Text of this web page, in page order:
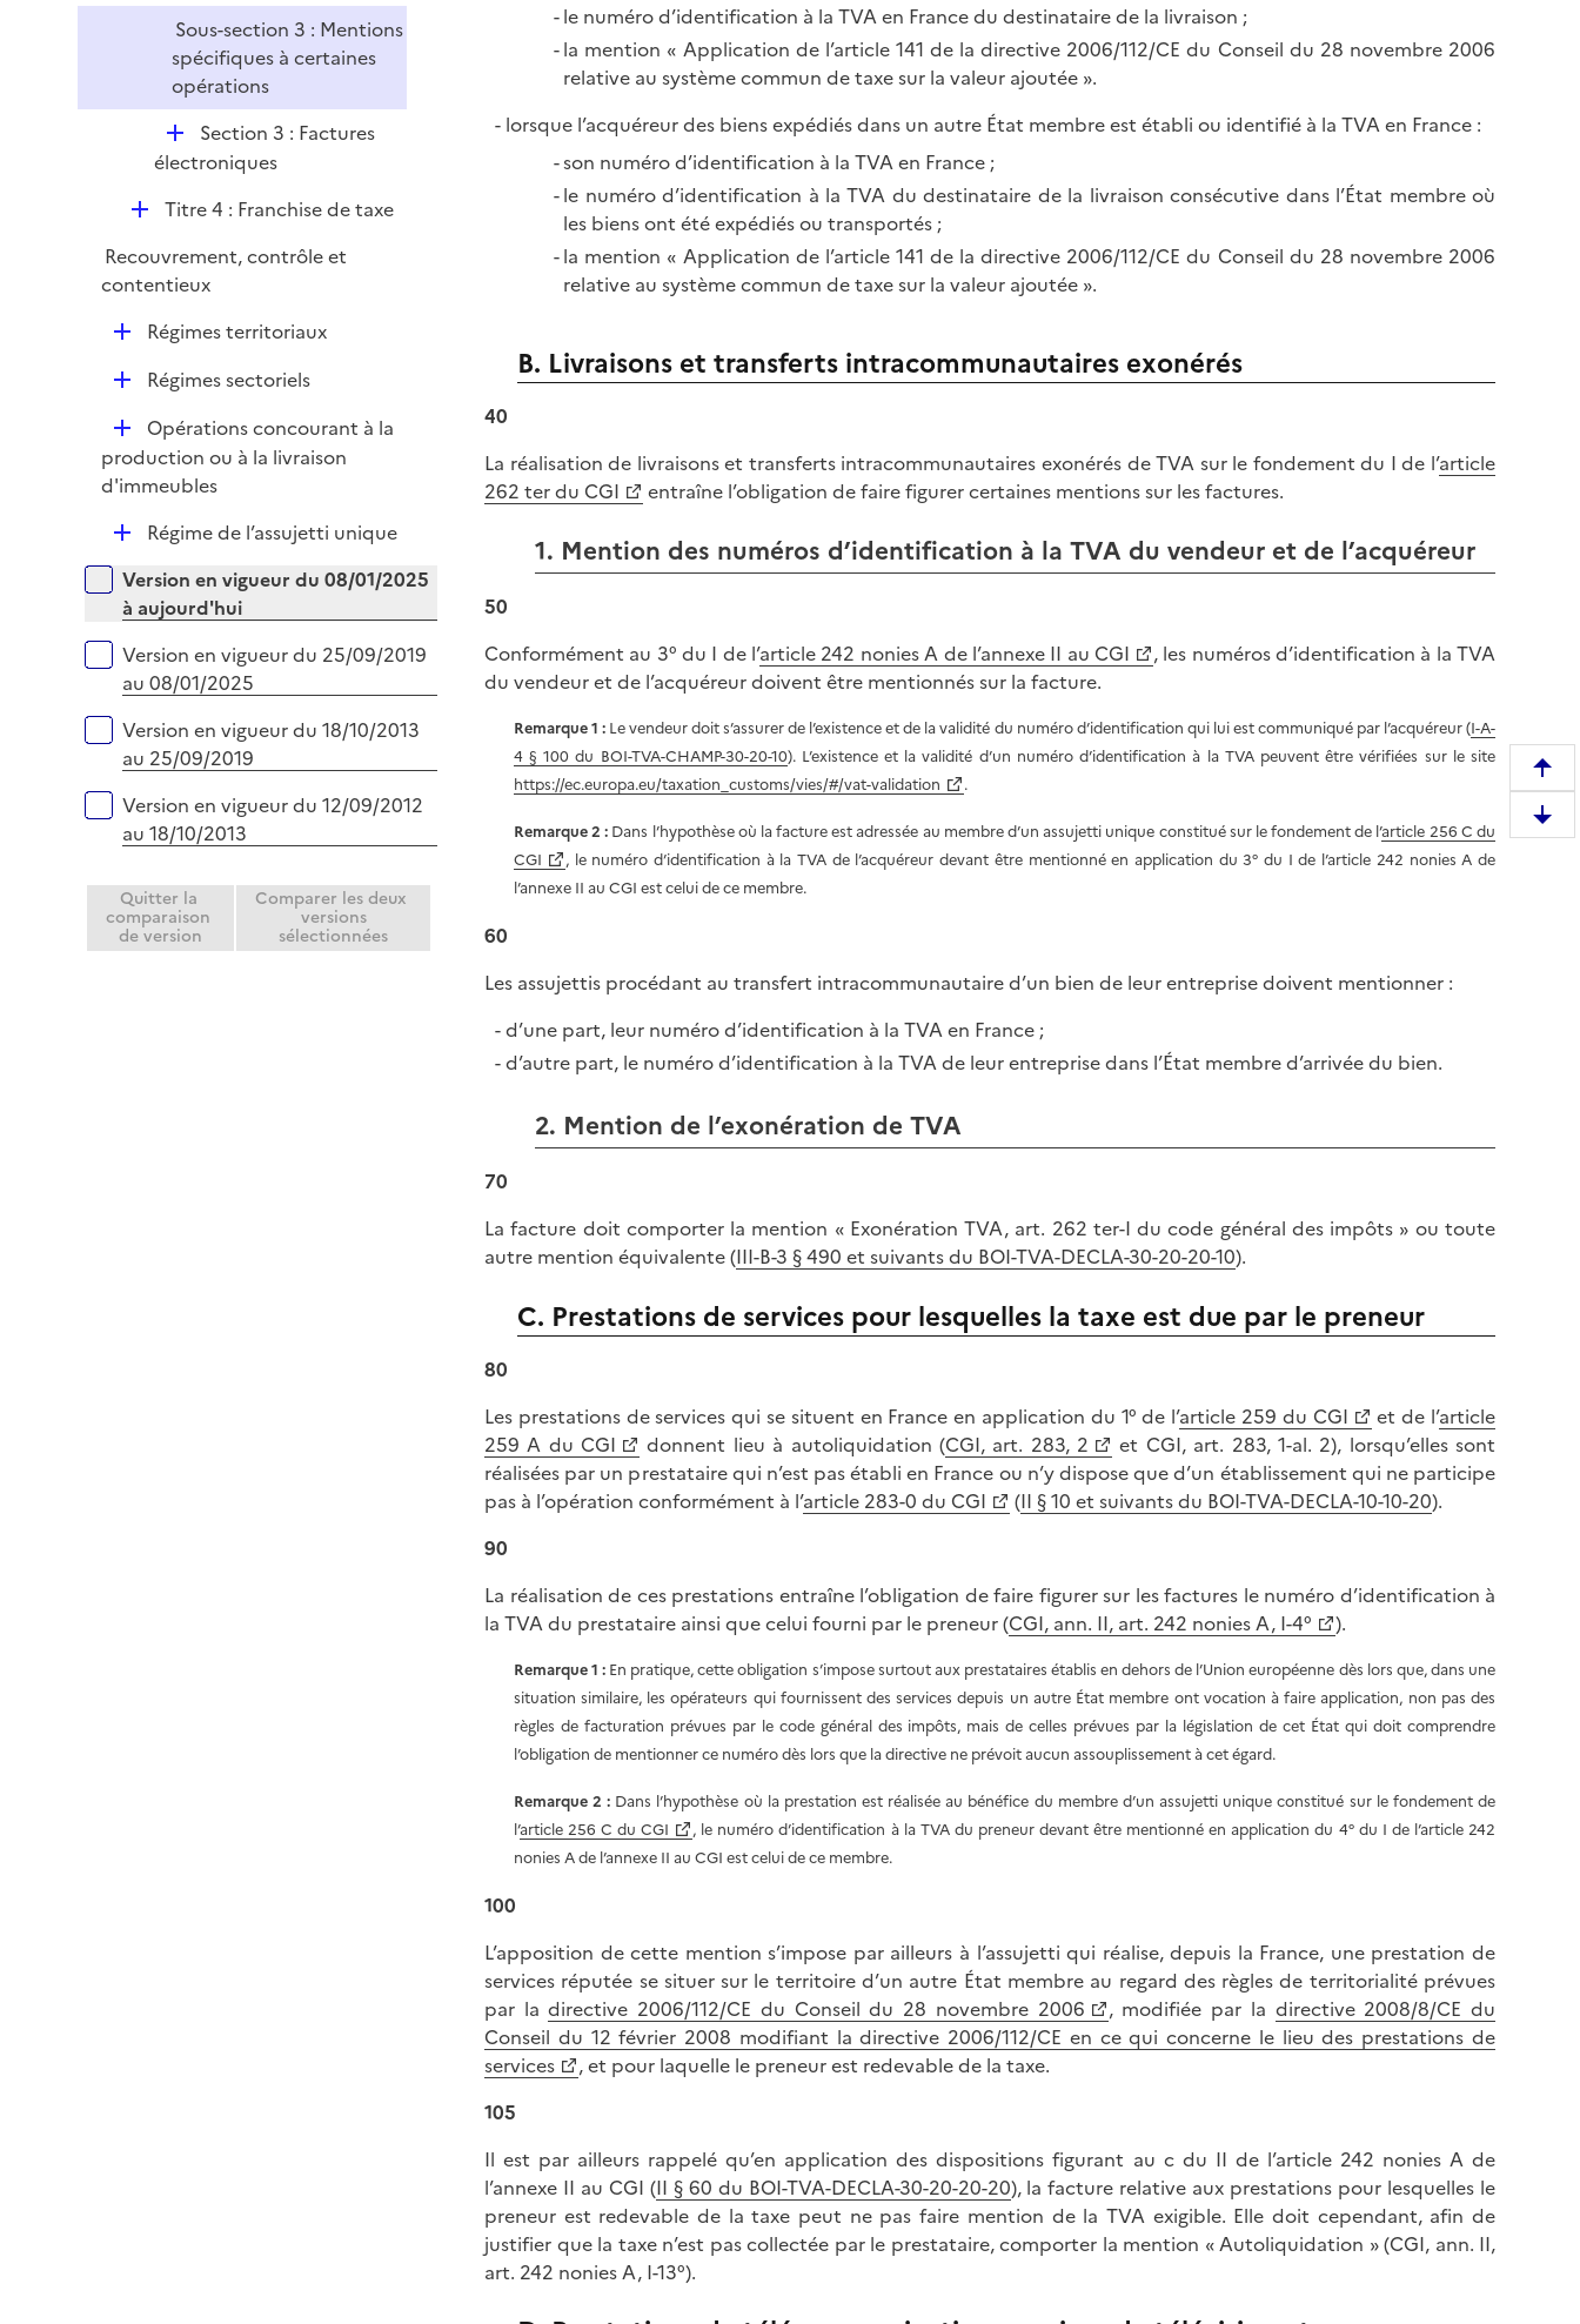
Sous-section 3 : Mentions
spécifiques à certaines
opérations
D
é
l
e
r
Section 3 : Factures
électroniques
D
p
l
i
r
Titre 4 : Franchise de taxe
Recouvrement, contrôle et
contentieux
D
e
r
Régimes territoriaux
D
l
i
Régimes sectoriels
D
é
p
e
r
Opérations concourant à la
production ou à la livraison
d'immeubles
D
p
l
i
r
Régime de l’assujetti unique
Versions sur la période
Version en vigueur du 08/01/2025
à aujourd'hui
Version en vigueur du 25/09/2019
au 08/01/2025
Version en vigueur du 18/10/2013
au 25/09/2019
Version en vigueur du 12/09/2012
au 18/10/2013
Quitter la
comparaison
de version
Comparer les deux
versions
sélectionnées
le numéro d’identification à la TVA en France du destinataire de la livraison ;
la mention « Application de l’article 141 de la directive 2006/112/CE du Conseil du 28 novembre 2006
relative au système commun de taxe sur la valeur ajoutée ».
lorsque l’acquéreur des biens expédiés dans un autre État membre est établi ou identifié à la TVA en France :
son numéro d’identification à la TVA en France ;
le numéro d’identification à la TVA du destinataire de la livraison consécutive dans l’État membre où
les biens ont été expédiés ou transportés ;
la mention « Application de l’article 141 de la directive 2006/112/CE du Conseil du 28 novembre 2006
relative au système commun de taxe sur la valeur ajoutée ».
B. Livraisons et transferts intracommunautaires exonérés
40
La réalisation de livraisons et transferts intracommunautaires exonérés de TVA sur le fondement du I de l’article
262 ter du CGI
entraîne l’obligation de faire figurer certaines mentions sur les factures.
1. Mention des numéros d’identification à la TVA du vendeur et de l’acquéreur
50
Conformément au 3° du I de l’article 242 nonies A de l’annexe II au CGI
, les numéros d’identification à la TVA
du vendeur et de l’acquéreur doivent être mentionnés sur la facture.
Remarque 1 :Le vendeur doit s’assurer de l’existence et de la validité du numéro d’identification qui lui est communiqué par l’acquéreur (I-A-
4 § 100 du BOI-TVA-CHAMP-30-20-10). L’existence et la validité d’un numéro d’identification à la TVA peuvent être vérifiées sur le site
https://ec.europa.eu/taxation_customs/vies/#/vat-validation
.
Remarque 2 : Dans l’hypothèse où la facture est adressée au membre d’un assujetti unique constitué sur le fondement de l’article 256 C du
CGI
, le numéro d’identification à la TVA de l’acquéreur devant être mentionné en application du 3° du I de l’article 242 nonies A de
l’annexe II au CGI est celui de ce membre.
60
Les assujettis procédant au transfert intracommunautaire d’un bien de leur entreprise doivent mentionner :
d’une part, leur numéro d’identification à la TVA en France ;
d’autre part, le numéro d’identification à la TVA de leur entreprise dans l’État membre d’arrivée du bien.
2. Mention de l’exonération de TVA
70
La facture doit comporter la mention « Exonération TVA, art. 262 ter-I du code général des impôts » ou toute
autre mention équivalente (III-B-3 § 490 et suivants du BOI-TVA-DECLA-30-20-20-10).
C. Prestations de services pour lesquelles la taxe est due par le preneur
80
Les prestations de services qui se situent en France en application du 1° de l’article 259 du CGI et de l’article
259 A du CGI
donnent lieu à autoliquidation (CGI, art. 283, 2
et CGI, art. 283, 1-al. 2), lorsqu’elles sont
réalisées par un prestataire qui n’est pas établi en France ou n’y dispose que d’un établissement qui ne participe
pas à l’opération conformément à l’article 283-0 du CGI (II § 10 et suivants du BOI-TVA-DECLA-10-10-20).
90
La réalisation de ces prestations entraîne l’obligation de faire figurer sur les factures le numéro d’identification à
la TVA du prestataire ainsi que celui fourni par le preneur (CGI, ann. II, art. 242 nonies A, I-4° ).
Remarque 1 : En pratique, cette obligation s’impose surtout aux prestataires établis en dehors de l’Union européenne dès lors que, dans une
situation similaire, les opérateurs qui fournissent des services depuis un autre État membre ont vocation à faire application, non pas des
règles de facturation prévues par le code général des impôts, mais de celles prévues par la législation de cet État qui doit comprendre
l’obligation de mentionner ce numéro dès lors que la directive ne prévoit aucun assouplissement à cet égard.
Remarque 2 : Dans l’hypothèse où la prestation est réalisée au bénéfice du membre d’un assujetti unique constitué sur le fondement de
l’article 256 C du CGI
, le numéro d’identification à la TVA du preneur devant être mentionné en application du 4° du I de l’article 242
nonies A de l’annexe II au CGI est celui de ce membre.
100
L’apposition de cette mention s’impose par ailleurs à l’assujetti qui réalise, depuis la France, une prestation de
services réputée se situer sur le territoire d’un autre État membre au regard des règles de territorialité prévues
par ladirective 2006/112/CE du Conseil du 28 novembre 2006 , modifiée par la directive 2008/8/CE du
Conseil du 12 février 2008 modifiant la directive 2006/112/CE en ce qui concerne le lieu des prestations de
services
, et pour laquelle le preneur est redevable de la taxe.
105
Il est par ailleurs rappelé qu’en application des dispositions figurant au c du II de l’article 242 nonies A de
l’annexe II au CGI (II § 60 du BOI-TVA-DECLA-30-20-20-20), la facture relative aux prestations pour lesquelles le
preneur est redevable de la taxe peut ne pas faire mention de la TVA exigible. Elle doit cependant, afin de
justifier que la taxe n’est pas collectée par le prestataire, comporter la mention « Autoliquidation » (CGI, ann. II,
art. 242 nonies A, I-13°).
e
m
D